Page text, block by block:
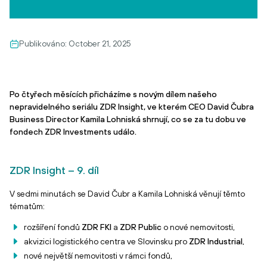
Publikováno: October 21, 2025
Po čtyřech měsících přicházíme s novým dílem našeho
nepravidelného seriálu ZDR Insight, ve kterém CEO David Čubra
Business Director Kamila Lohniská shrnují, co se za tu dobu ve
fondech ZDR Investments událo.
ZDR Insight – 9. díl
V sedmi minutách se David Čubr a Kamila Lohniská věnují těmto
tématům:
rozšíření fondů ZDR FKI a ZDR Public o nové nemovitosti,
akvizici logistického centra ve Slovinsku pro ZDR Industrial,
nové největší nemovitosti v rámci fondů,